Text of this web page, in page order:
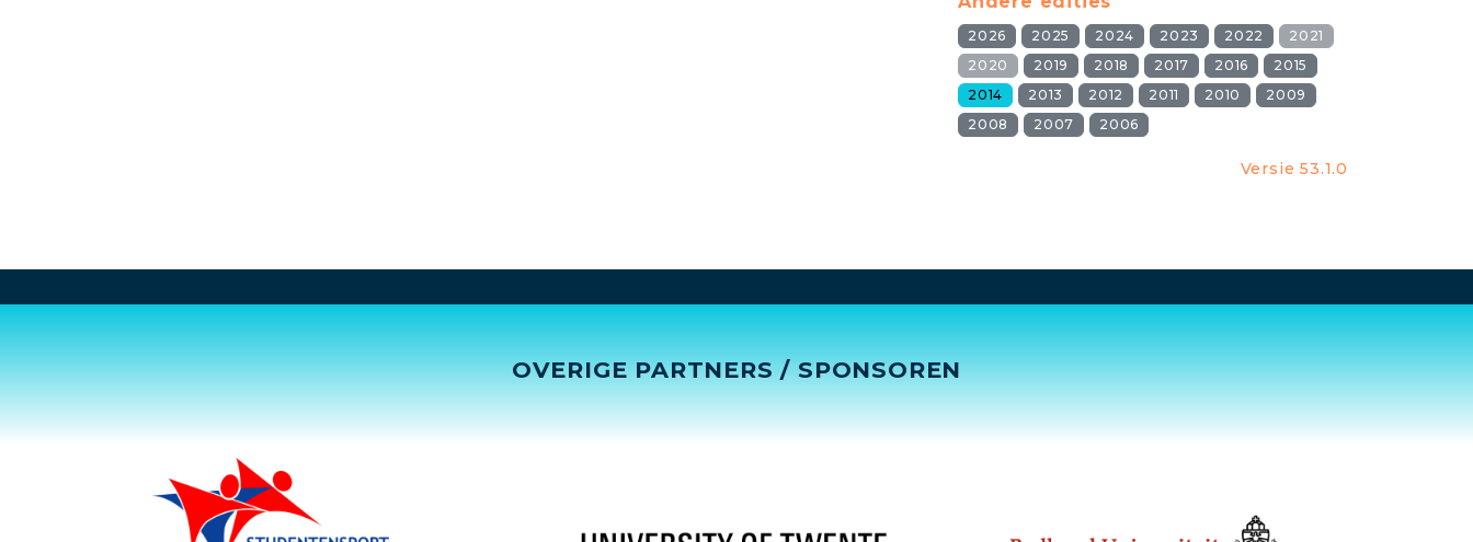
2026 2025 2024 2023 2022
2021
2020
2019 2018 2017 2016
2015
2014
2013 2012 2011 2010
2009
2008
2007 2006
Versie 53.1.0
OVERIGE PARTNERS / SPONSOREN